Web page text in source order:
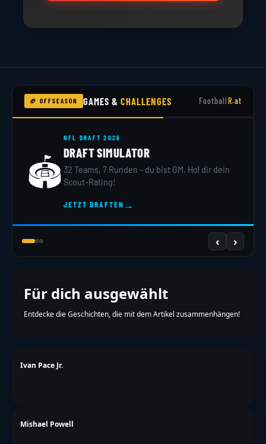
🏈 OFFSEASON GAMES &CHALLENGES FootballR.at
🏟️
NFL DRAFT 2026
DRAFT SIMULATOR
32 Teams, 7 Runden – du bist GM. Hol dir dein
Scout-Rating!
JETZT DRAFTEN →
‹ ›
Für dich ausgewählt
Entdecke die Geschichten, die mit dem Artikel zusammenhängen!
Ivan Pace Jr.
Mishael Powell